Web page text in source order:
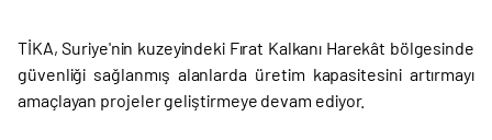
TİKA, Suriye'nin kuzeyindeki Fırat Kalkanı Harekât bölgesinde
güvenliği sağlanmış alanlarda üretim kapasitesini artırmayı
amaçlayan projeler geliştirmeye devam ediyor.